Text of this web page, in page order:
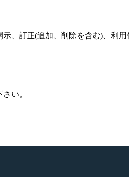
、訂正(追加、削除を含む)、利用
い。